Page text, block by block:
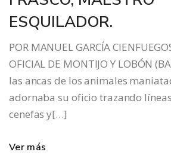
ESQUILADOR.
POR MANUEL GARCÍA
OFICIAL DE MONTIJO Y LOBÓN
las ancas de los animales
adornaba su oficio trazando
cenefas y[…]
Ver más